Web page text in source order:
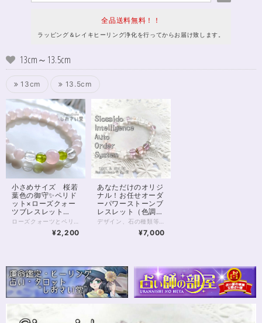
全品送料無料！！
ラッピング＆レイキヒーリング浄化を行ってからお届け致します。
13cm～13.5cm
13cm 13.5cm
小さめサイズ 桜若
葉色の御守✨ペリド
ット×ローズクォー
ツブレスレット
13cm
¥2,200
あなただけのオリジ
ナル！お任せオーダ
ーパワーストーンブ
レスレット（色調選
択可）
¥7,000